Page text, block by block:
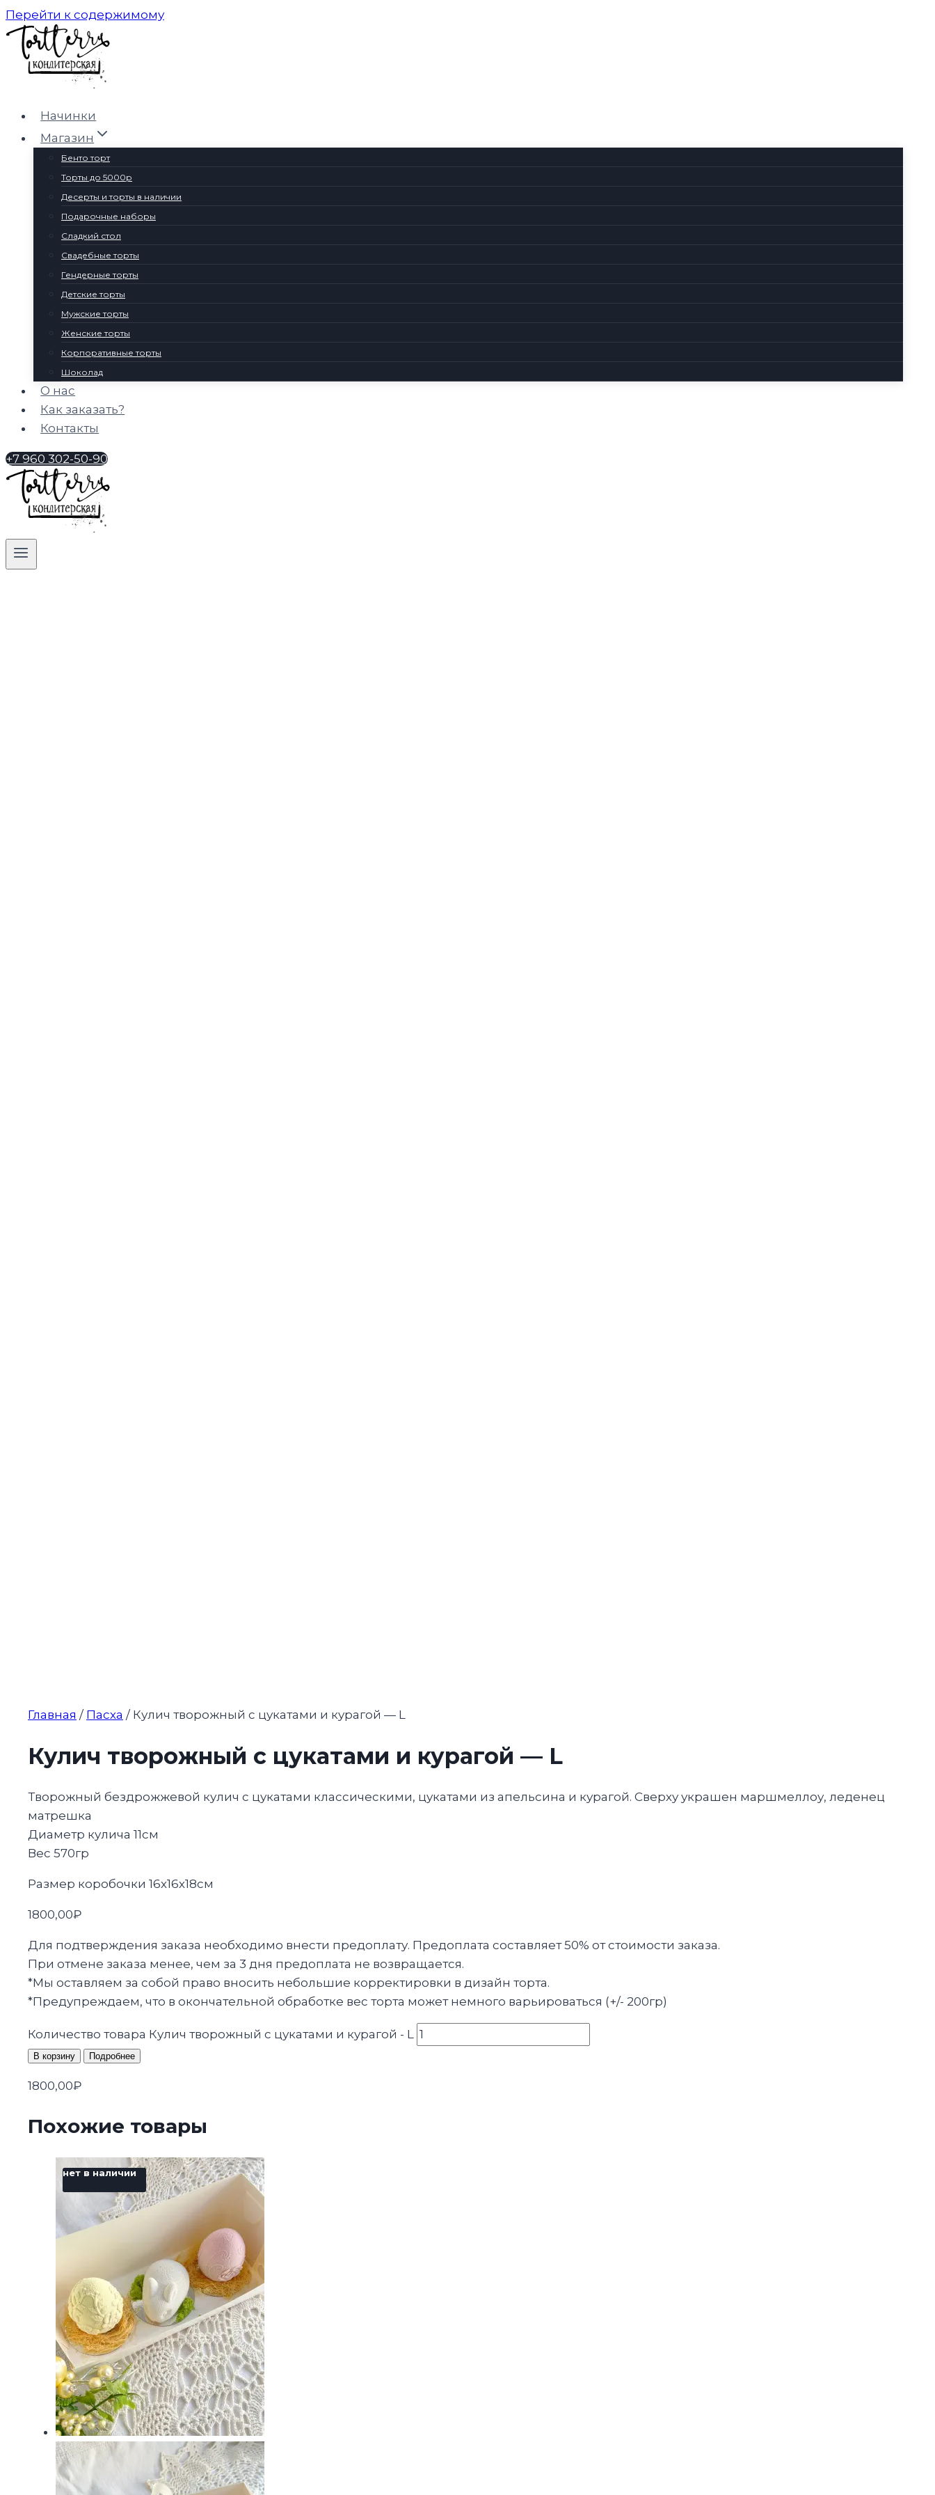
Перейти к содержимому
Начинки
Магазин
Бенто торт
Торты до 5000р
Десерты и торты в наличии
Подарочные наборы
Сладкий стол
Свадебные торты
Гендерные торты
Детские торты
Мужские торты
Женские торты
Корпоративные торты
Шоколад
О нас
Как заказать?
Контакты
+7 960 302-50-90
Главная / Пасха / Кулич творожный с цукатами и курагой — L
Кулич творожный с цукатами и курагой — L
Творожный бездрожжевой кулич с цукатами классическими, цукатами из апельсина и курагой. Сверху украшен маршмеллоу, леденец
матрешка
Диаметр кулича 11см
Вес 570гр
Размер коробочки 16х16х18см
1800,00₽
Для подтверждения заказа необходимо внести предоплату. Предоплата составляет 50% от стоимости заказа.
При отмене заказа менее, чем за 3 дня предоплата не возвращается.
*Мы оставляем за собой право вносить небольшие корректировки в дизайн торта.
*Предупреждаем, что в окончательной обработке вес торта может немного варьироваться (+/- 200гр)
Количество товара Кулич творожный с цукатами и курагой - L
В корзину Подробнее
1800,00₽
Похожие товары
нет в наличии